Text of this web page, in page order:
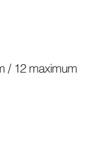
/ 12 maximum